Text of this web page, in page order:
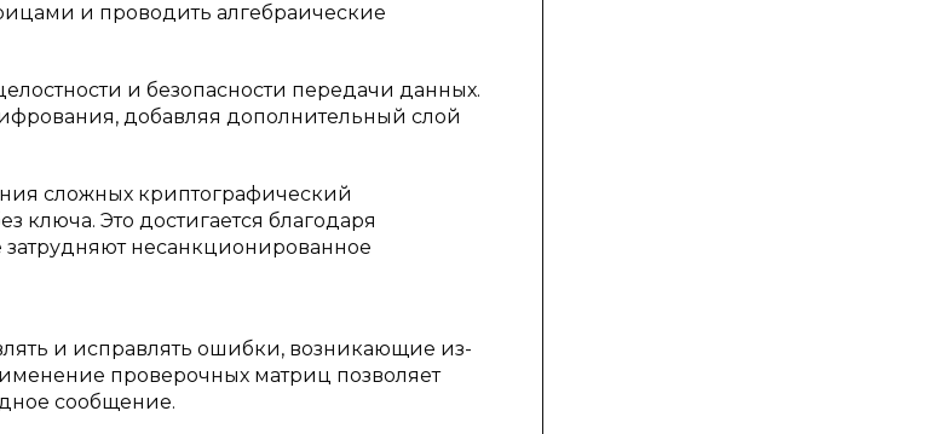
и проводить алгебраические
и безопасности передачи данных.
добавляя дополнительный слой
сложных криптографический
Это достигается благодаря
затрудняют несанкционированное
и исправлять ошибки, возникающие из-
проверочных матриц позволяет
сообщение.